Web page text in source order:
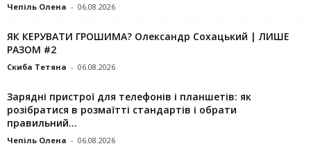
Чепіль Олена - 06.08.2026
ЯК КЕРУВАТИ ГРОШИМА? Олександр Сохацький | ЛИШЕ
РАЗОМ #2
Скиба Тетяна - 06.08.2026
Зарядні пристрої для телефонів і планшетів: як
розібратися в розмаїтті стандартів і обрати
правильний...
Чепіль Олена - 06.08.2026